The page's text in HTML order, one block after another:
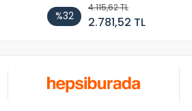
%32
4.115,62 TL
2.781,52 TL